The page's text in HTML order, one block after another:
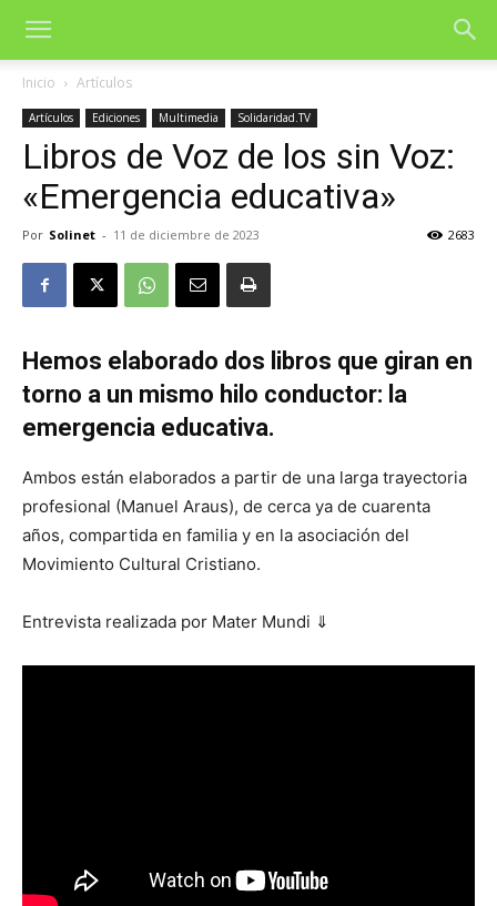
Inicio Artículos
Artículos Ediciones Multimedia Solidaridad.TV
Libros de Voz de los sin Voz:
«Emergencia educativa»
Por Solinet - 11 de diciembre de 2023 2683
Hemos elaborado dos libros que giran en
torno a un mismo hilo conductor: la
emergencia educativa.
Ambos están elaborados a partir de una larga trayectoria
profesional (Manuel Araus), de cerca ya de cuarenta
años, compartida en familia y en la asociación del
Movimiento Cultural Cristiano.
Entrevista realizada por Mater Mundi ⇓